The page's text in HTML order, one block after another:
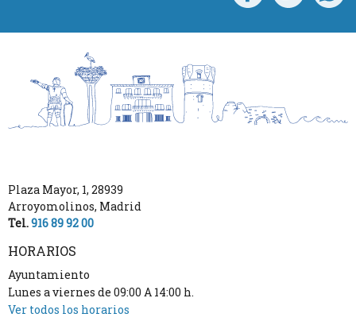
Plaza Mayor, 1, 28939
Arroyomolinos, Madrid
Tel.916 89 92 00
HORARIOS
Ayuntamiento
Lunes a viernes de 09:00 A 14:00 h.
Ver todos los horarios